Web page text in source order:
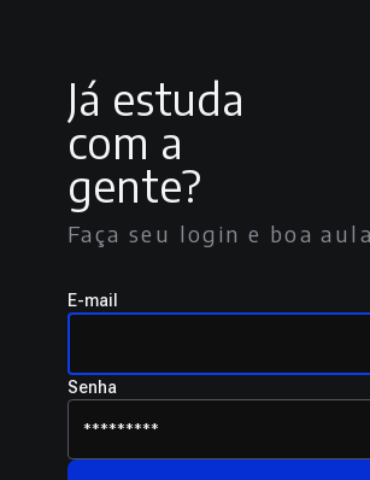
Já estuda
com a
gente?
Faça seu login e boa
E-mail
Senha